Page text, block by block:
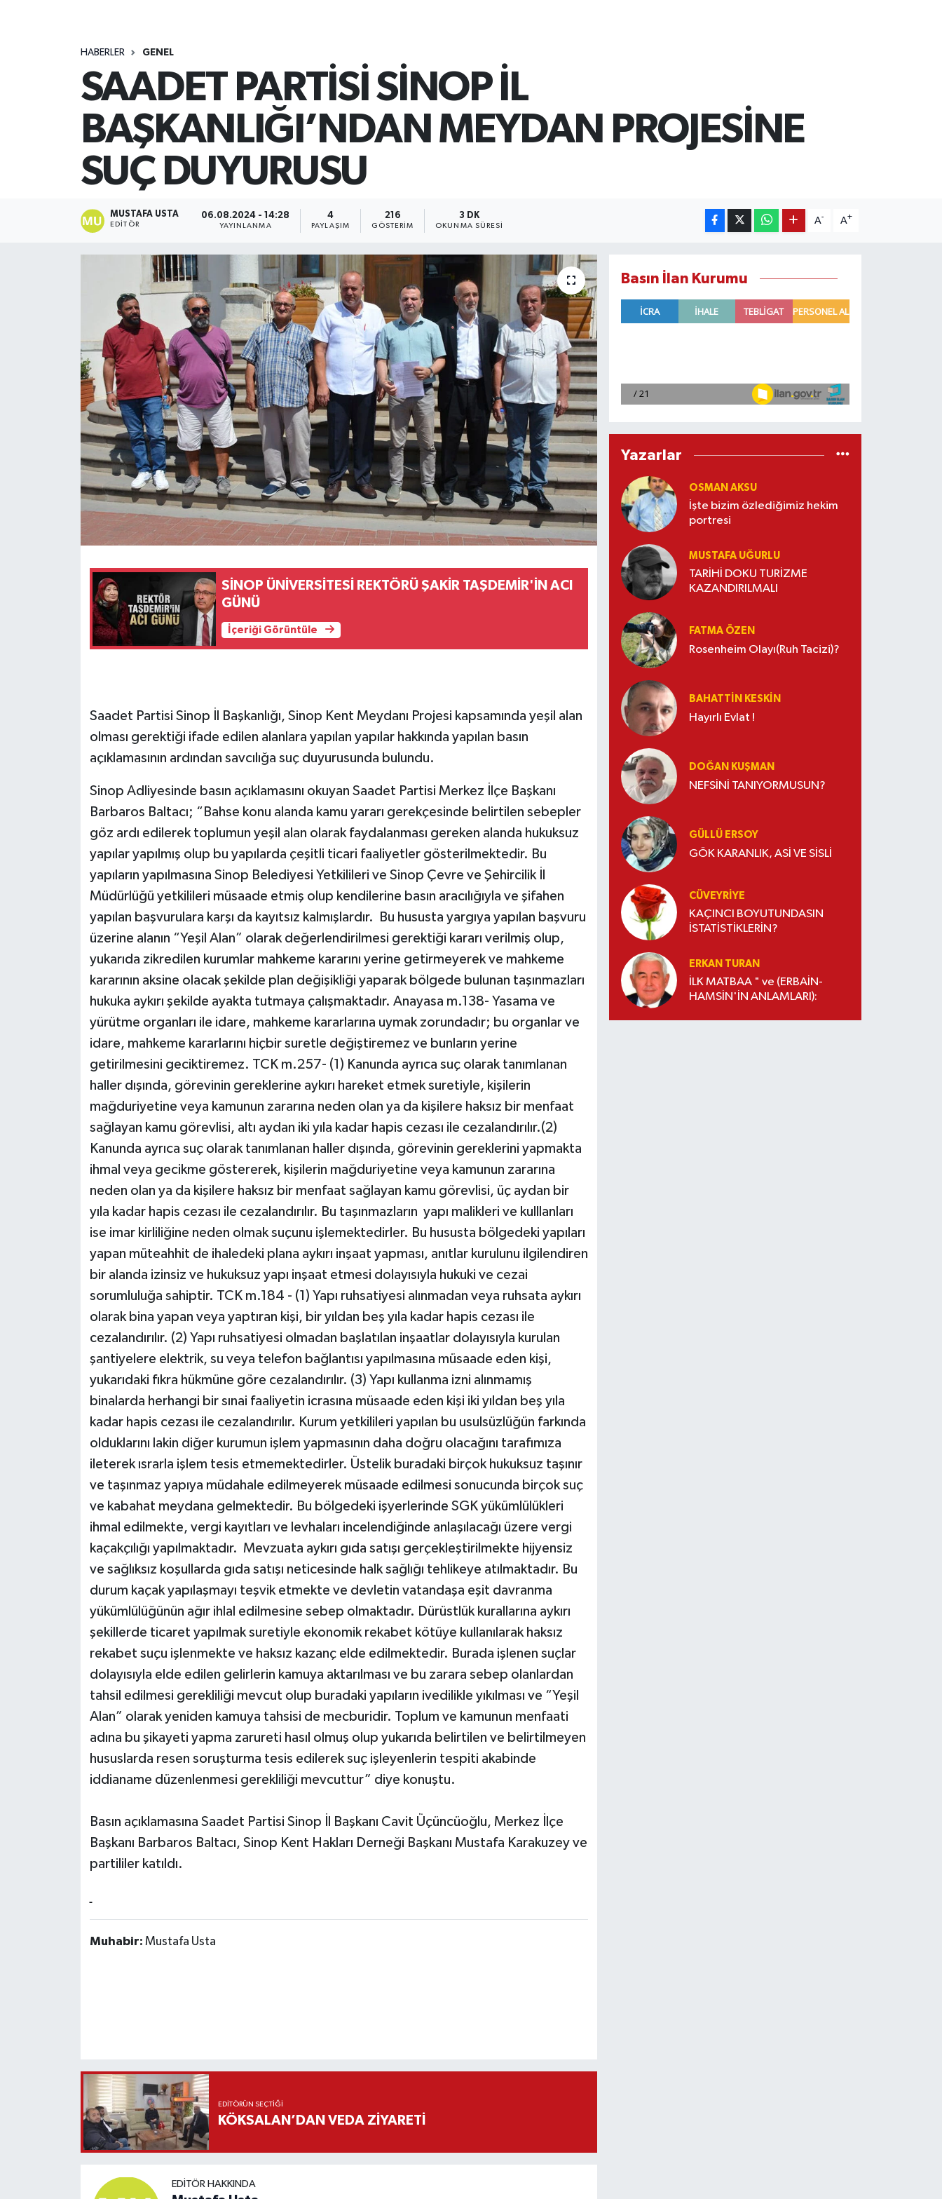
HABERLER GENEL
SAADET PARTİSİ SİNOP İL
BAŞKANLIĞI’NDAN MEYDAN PROJESİNE
SUÇ DUYURUSU
MUSTAFA USTA
EDITÖR
06.08.2024 - 14:28
YAYINLANMA
4
PAYLAŞIM
216
GÖSTERIM
3 DK
OKUNMA SÜRESI
A- A+
SİNOP ÜNİVERSİTESİ REKTÖRÜ ŞAKİR TAŞDEMİR'İN ACI
GÜNÜ
İçeriği Görüntüle
Saadet Partisi Sinop İl Başkanlığı, Sinop Kent Meydanı Projesi kapsamında yeşil alan
olması gerektiği ifade edilen alanlara yapılan yapılar hakkında yapılan basın
açıklamasının ardından savcılığa suç duyurusunda bulundu.
Sinop Adliyesinde basın açıklamasını okuyan Saadet Partisi Merkez İlçe Başkanı
Barbaros Baltacı; “Bahse konu alanda kamu yararı gerekçesinde belirtilen sebepler
göz ardı edilerek toplumun yeşil alan olarak faydalanması gereken alanda hukuksuz
yapılar yapılmış olup bu yapılarda çeşitli ticari faaliyetler gösterilmektedir. Bu
yapıların yapılmasına Sinop Belediyesi Yetkilileri ve Sinop Çevre ve Şehircilik İl
Müdürlüğü yetkilileri müsaade etmiş olup kendilerine basın aracılığıyla ve şifahen
yapılan başvurulara karşı da kayıtsız kalmışlardır. Bu hususta yargıya yapılan başvuru
üzerine alanın “Yeşil Alan” olarak değerlendirilmesi gerektiği kararı verilmiş olup,
yukarıda zikredilen kurumlar mahkeme kararını yerine getirmeyerek ve mahkeme
kararının aksine olacak şekilde plan değişikliği yaparak bölgede bulunan taşınmazları
hukuka aykırı şekilde ayakta tutmaya çalışmaktadır. Anayasa m.138- Yasama ve
yürütme organları ile idare, mahkeme kararlarına uymak zorundadır; bu organlar ve
idare, mahkeme kararlarını hiçbir suretle değiştiremez ve bunların yerine
getirilmesini geciktiremez. TCK m.257- (1) Kanunda ayrıca suç olarak tanımlanan
haller dışında, görevinin gereklerine aykırı hareket etmek suretiyle, kişilerin
mağduriyetine veya kamunun zararına neden olan ya da kişilere haksız bir menfaat
sağlayan kamu görevlisi, altı aydan iki yıla kadar hapis cezası ile cezalandırılır.(2)
Kanunda ayrıca suç olarak tanımlanan haller dışında, görevinin gereklerini yapmakta
ihmal veya gecikme göstererek, kişilerin mağduriyetine veya kamunun zararına
neden olan ya da kişilere haksız bir menfaat sağlayan kamu görevlisi, üç aydan bir
yıla kadar hapis cezası ile cezalandırılır. Bu taşınmazların yapı malikleri ve kulllanları
ise imar kirliliğine neden olmak suçunu işlemektedirler. Bu hususta bölgedeki yapıları
yapan müteahhit de ihaledeki plana aykırı inşaat yapması, anıtlar kurulunu ilgilendiren
bir alanda izinsiz ve hukuksuz yapı inşaat etmesi dolayısıyla hukuki ve cezai
sorumluluğa sahiptir. TCK m.184 - (1) Yapı ruhsatiyesi alınmadan veya ruhsata aykırı
olarak bina yapan veya yaptıran kişi, bir yıldan beş yıla kadar hapis cezası ile
cezalandırılır. (2) Yapı ruhsatiyesi olmadan başlatılan inşaatlar dolayısıyla kurulan
şantiyelere elektrik, su veya telefon bağlantısı yapılmasına müsaade eden kişi,
yukarıdaki fıkra hükmüne göre cezalandırılır. (3) Yapı kullanma izni alınmamış
binalarda herhangi bir sınai faaliyetin icrasına müsaade eden kişi iki yıldan beş yıla
kadar hapis cezası ile cezalandırılır. Kurum yetkilileri yapılan bu usulsüzlüğün farkında
olduklarını lakin diğer kurumun işlem yapmasının daha doğru olacağını tarafımıza
ileterek ısrarla işlem tesis etmemektedirler. Üstelik buradaki birçok hukuksuz taşınır
ve taşınmaz yapıya müdahale edilmeyerek müsaade edilmesi sonucunda birçok suç
ve kabahat meydana gelmektedir. Bu bölgedeki işyerlerinde SGK yükümlülükleri
ihmal edilmekte, vergi kayıtları ve levhaları incelendiğinde anlaşılacağı üzere vergi
kaçakçılığı yapılmaktadır. Mevzuata aykırı gıda satışı gerçekleştirilmekte hijyensiz
ve sağlıksız koşullarda gıda satışı neticesinde halk sağlığı tehlikeye atılmaktadır. Bu
durum kaçak yapılaşmayı teşvik etmekte ve devletin vatandaşa eşit davranma
yükümlülüğünün ağır ihlal edilmesine sebep olmaktadır. Dürüstlük kurallarına aykırı
şekillerde ticaret yapılmak suretiyle ekonomik rekabet kötüye kullanılarak haksız
rekabet suçu işlenmekte ve haksız kazanç elde edilmektedir. Burada işlenen suçlar
dolayısıyla elde edilen gelirlerin kamuya aktarılması ve bu zarara sebep olanlardan
tahsil edilmesi gerekliliği mevcut olup buradaki yapıların ivedilikle yıkılması ve “Yeşil
Alan” olarak yeniden kamuya tahsisi de mecburidir. Toplum ve kamunun menfaati
adına bu şikayeti yapma zarureti hasıl olmuş olup yukarıda belirtilen ve belirtilmeyen
hususlarda resen soruşturma tesis edilerek suç işleyenlerin tespiti akabinde
iddianame düzenlenmesi gerekliliği mevcuttur” diye konuştu.
Basın açıklamasına Saadet Partisi Sinop İl Başkanı Cavit Üçüncüoğlu, Merkez İlçe
Başkanı Barbaros Baltacı, Sinop Kent Hakları Derneği Başkanı Mustafa Karakuzey ve
partililer katıldı.
Muhabir: Mustafa Usta
EDITÖRÜN SEÇTIĞI
KÖKSALAN’DAN VEDA ZİYARETİ
EDITÖR HAKKINDA
Basın İlan Kurumu
Yazarlar
OSMAN AKSU
İşte bizim özlediğimiz hekim
portresi
MUSTAFA UĞURLU
TARİHİ DOKU TURİZME
KAZANDIRILMALI
FATMA ÖZEN
Rosenheim Olayı(Ruh Tacizi)?
BAHATTIN KESKİN
Hayırlı Evlat !
DOĞAN KUŞMAN
NEFSİNİ TANIYORMUSUN?
GÜLLÜ ERSOY
GÖK KARANLIK, ASİ VE SİSLİ
CÜVEYRIYE
KAÇINCI BOYUTUNDASIN
İSTATİSTİKLERİN?
ERKAN TURAN
İLK MATBAA " ve (ERBAİN-
HAMSİN'İN ANLAMLARI):